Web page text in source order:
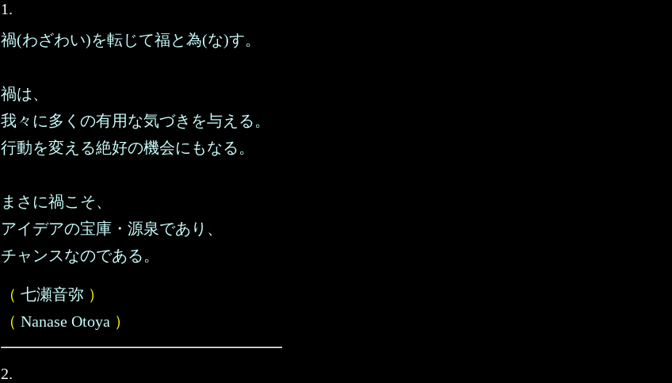
1.
禍(わざわい)を転じて福と為(な)す。
禍は、
我々に多くの有用な気づきを与える。
行動を変える絶好の機会にもなる。
まさに禍こそ、
アイデアの宝庫・源泉であり、
チャンスなのである。
（ 七瀬音弥 ）
（ Nanase Otoya ）
2.